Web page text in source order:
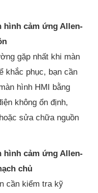
hình cảm ứng Allen-
gặp nhất khi màn
khắc phục, bạn cần
hình HMI bằng
không ổn định,
sửa chữa nguồn
hình cảm ứng Allen-
chủ
cần kiểm tra kỹ